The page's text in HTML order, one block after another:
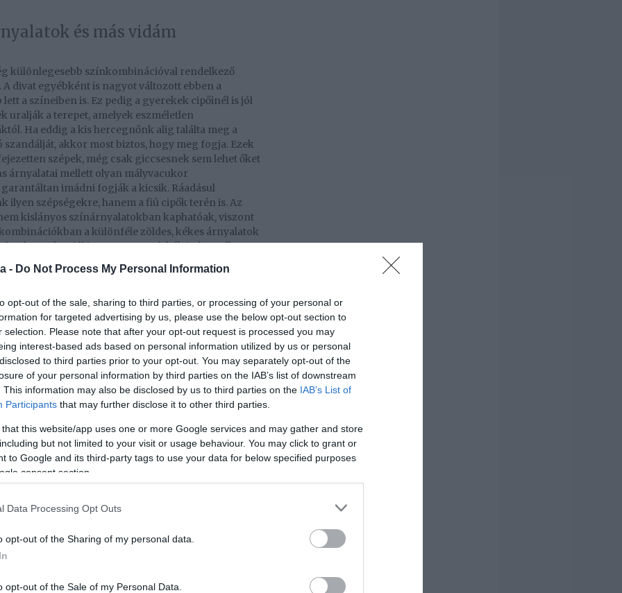
- Do Not Process My Personal Information
opt-out of the sale, sharing to third parties, or processing of your personal or
for targeted advertising by us, please use the below opt-out section to
selection. Please note that after your opt-out request is processed you may
interest-based ads based on personal information utilized by us or personal
to third parties prior to your opt-out. You may separately opt-out of the
of your personal information by third parties on the IAB’s list of downstream
This information may also be disclosed by us to third parties on the IAB’s List of
Participants that may further disclose it to other third parties.
that this website/app uses one or more Google services and may gather and store
but not limited to your visit or usage behaviour. You may click to grant or
to Google and its third-party tags to use your data for below specified purposes
consent section.
Data Processing Opt Outs
opt-out of the Sharing of my personal data.
opt-out of the Sale of my Personal Data.
és más vidám
különlegesebb színkombinációval rendelkező
divat egyébként is nagyot változott ebben a
a színeiben is. Ez pedig a gyerekek cipőinél is jól
uralják a terepet, amelyek eszméletlen
Ha eddig a kis hercegnőnk alig találta meg a
akkor most biztos, hogy meg fogja. Ezek
szépek, még csak giccsesnek sem lehet őket
árnyalatai mellett olyan mályvacukor
imádni fogják a kicsik. Ráadásul
ilyen szépségekre, hanem a fiú cipők terén is. Az
kislányos színárnyalatokban kaphatóak, viszont
a különféle zöldes, kékes árnyalatok
még a jól ismert sportmárkák is átvették.
szandálok között meglehetősen sok olyan szép
imádni fog, mert színeiben pont úgy festenek,
elő.